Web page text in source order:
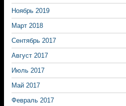
Ноябрь 2019
Март 2018
Сентябрь 2017
Август 2017
Июль 2017
Май 2017
Февраль 2017